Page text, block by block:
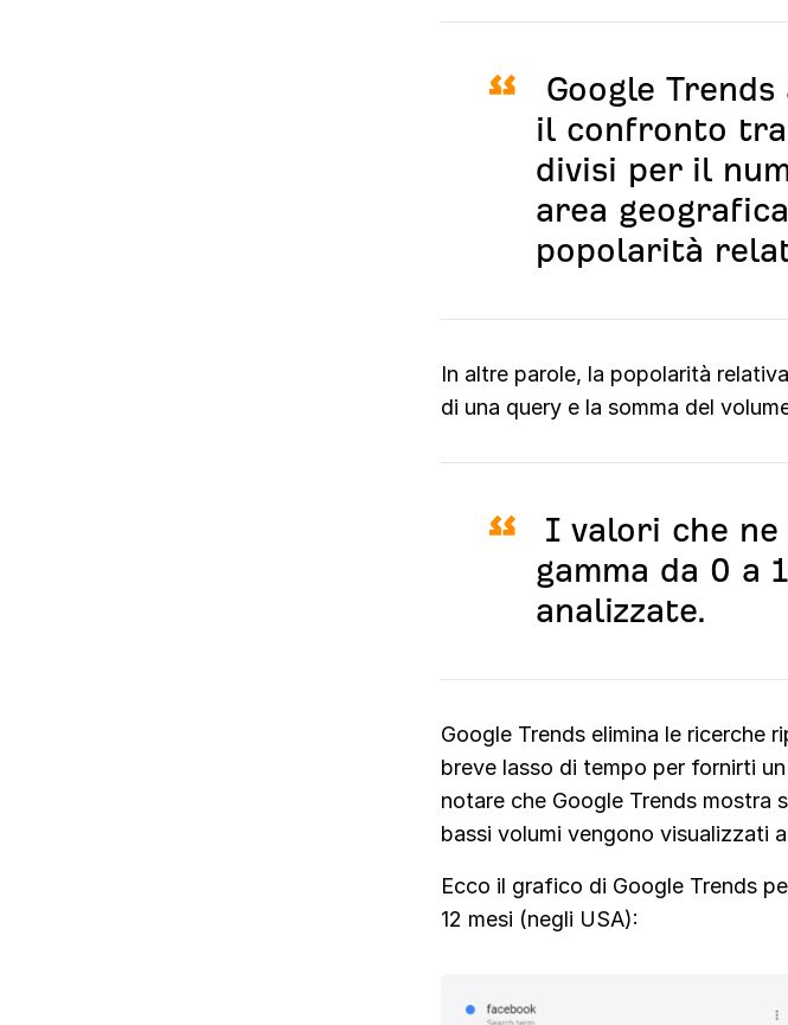
Google
il confronto tra
divisi per il
area
popolarità
In altre parole, la popolarità
di una query e la somma del
I valori che
gamma da 0 a
analizzate.
Google Trends elimina le ricerche
breve lasso di tempo per fornirti
notare che Google Trends mostra
bassi volumi vengono visualizzati
Ecco il grafico di Google Trends
12 mesi (negli USA):